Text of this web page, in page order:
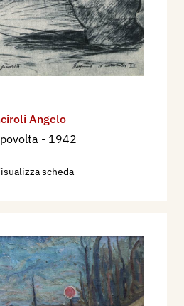
Angelo
- 1942
scheda